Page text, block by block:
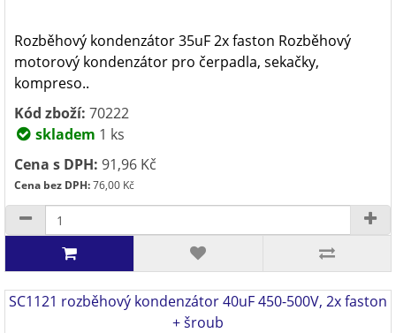
Rozběhový kondenzátor 35uF 2x faston Rozběhový
motorový kondenzátor pro čerpadla, sekačky,
kompreso..
Kód zboží: 70222
skladem 1 ks
Cena s DPH: 91,96 Kč
Cena bez DPH:76,00 Kč
SC1121 rozběhový kondenzátor 40uF 450-500V, 2x faston
+ šroub